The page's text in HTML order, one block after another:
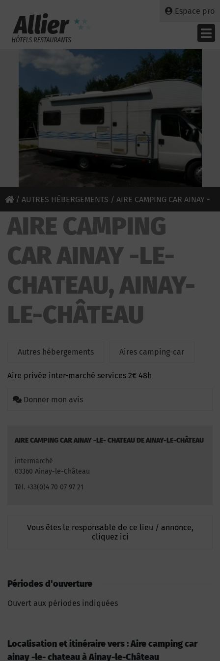
Espace pro
/ AUTRES HÉBERGEMENTS / AIRE CAMPING CAR AINAY -
LE- CHATEAU
AIRE CAMPING
CAR AINAY -LE-
CHATEAU, AINAY-
LE-CHÂTEAU
Autres hébergements Aires camping-car
Aire privée inter-marché services 2€ 48h
Donner mon avis
AIRE CAMPING CAR AINAY -LE- CHATEAU DE AINAY-LE-CHÂTEAU
intermarché
03360 Ainay-le-Château
Tél. +33(0)4 70 07 97 21
Vous êtes le responsable de ce lieu / annonce,
cliquez ici
Périodes d'ouverture
Ouvert aux périodes indiquées
Localisation et itinéraire vers : Aire camping car
ainay -le- chateau à Ainay-le-Château